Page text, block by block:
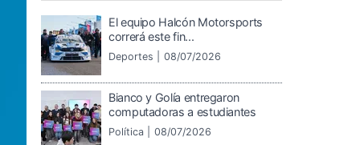
El equipo Halcón Motorsports
correrá este fin...
Deportes | 08/07/2026
Bianco y Golía entregaron
computadoras a estudiantes
Política | 08/07/2026